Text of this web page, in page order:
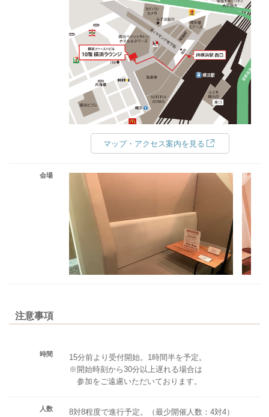
マップ・アクセス案内を見る
会場
注意事項
時間
15分前より受付開始。1時間半を予定。
※開始時刻から30分以上遅れる場合は
参加をご遠慮いただいております。
人数
8対8程度で進行予定。（最少開催人数：4対4）